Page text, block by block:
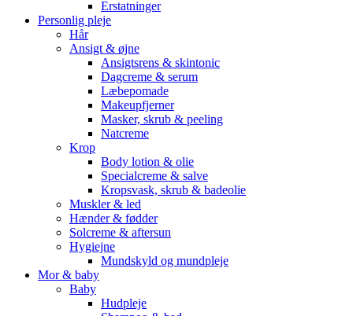
Erstatninger
Personlig pleje
Hår
Ansigt & øjne
Ansigtsrens & skintonic
Dagcreme & serum
Læbepomade
Makeupfjerner
Masker, skrub & peeling
Natcreme
Krop
Body lotion & olie
Specialcreme & salve
Kropsvask, skrub & badeolie
Muskler & led
Hænder & fødder
Solcreme & aftersun
Hygiejne
Mundskyld og mundpleje
Mor & baby
Baby
Hudpleje